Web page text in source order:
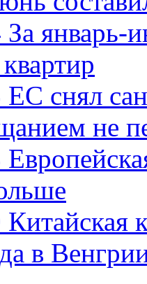
За январь-
ЕС снял
не
Китайская
в